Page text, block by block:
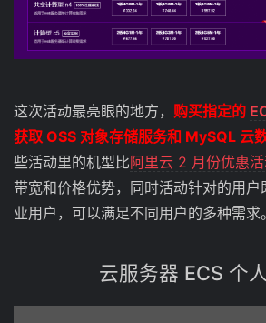
这次活动最亮眼的地方， 购买指定的
获取 OSS 对象存储服务和 MySQL 云
些活动里的机型比阿里云 2 月份优惠
带宽和价格优势，同时活动针对的用
业用户，可以满足不同用户的多种需求。
云服务器 ECS 个